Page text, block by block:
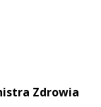
Zdrowia